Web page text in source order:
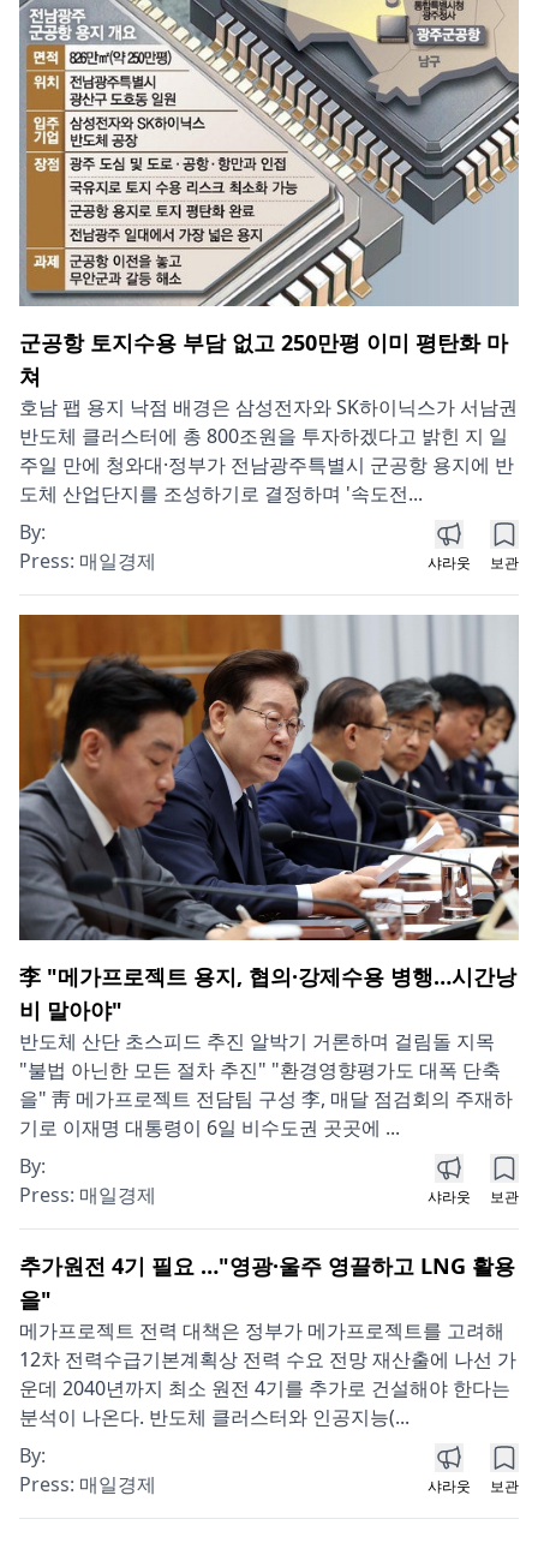
군공항 토지수용 부담 없고 250만평 이미 평탄화 마
쳐
호남 팹 용지 낙점 배경은 삼성전자와 SK하이닉스가 서남권
반도체 클러스터에 총 800조원을 투자하겠다고 밝힌 지 일
주일 만에 청와대·정부가 전남광주특별시 군공항 용지에 반
도체 산업단지를 조성하기로 결정하며 '속도전...
By:
Press: 매일경제 샤라웃 보관
李 "메가프로젝트 용지, 협의·강제수용 병행…시간낭
비 말아야"
반도체 산단 초스피드 추진 알박기 거론하며 걸림돌 지목
"불법 아닌한 모든 절차 추진" "환경영향평가도 대폭 단축
을" 靑 메가프로젝트 전담팀 구성 李, 매달 점검회의 주재하
기로 이재명 대통령이 6일 비수도권 곳곳에 ...
By:
Press: 매일경제 샤라웃 보관
추가원전 4기 필요 …"영광·울주 영끌하고 LNG 활용
을"
메가프로젝트 전력 대책은 정부가 메가프로젝트를 고려해
12차 전력수급기본계획상 전력 수요 전망 재산출에 나선 가
운데 2040년까지 최소 원전 4기를 추가로 건설해야 한다는
분석이 나온다. 반도체 클러스터와 인공지능(...
By:
Press: 매일경제 샤라웃 보관